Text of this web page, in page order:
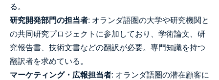
る。
研究開発部門の担当者: オランダ語圏の大学や研究機関と
の共同研究プロジェクトに参加しており、学術論文、研
究報告書、技術文書などの翻訳が必要。専門知識を持つ
翻訳者を求めている。
マーケティング・広報担当者: オランダ語圏の潜在顧客に